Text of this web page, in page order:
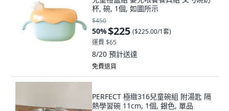
杯, 碗, 1個, 如圖所示
$450
50%$225 ($225.00/1套)
運費 $65
8/20 預計送達
免費退貨
PERFECT 極緻316兒童碗組 附湯匙 隔
熱學習碗 11cm, 1個, 銀色, 單品